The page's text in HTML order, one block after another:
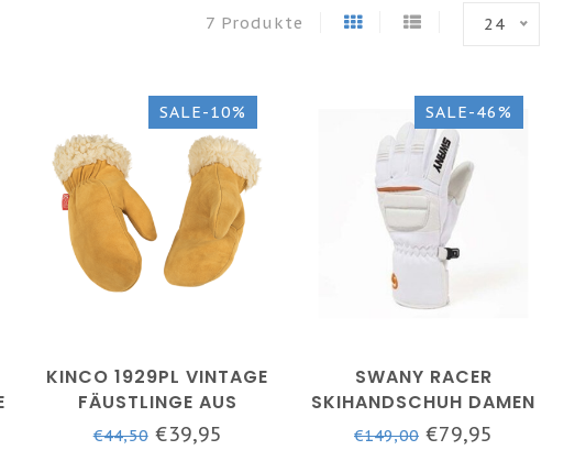
7 Produkte 24
SALE-10%
KINCO 1929PL VINTAGE
FÄUSTLINGE AUS
WILDLEDER
€44,50€39,95
SALE-46%
SWANY RACER
SKIHANDSCHUH DAMEN
- WEISS
€149,00 €79,95